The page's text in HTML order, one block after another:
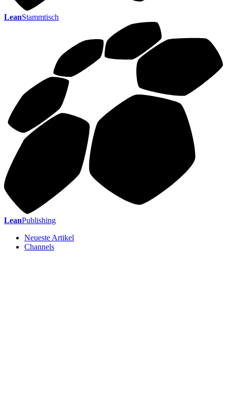
LeanStammtisch
LeanPublishing
Neueste Artikel
Channels